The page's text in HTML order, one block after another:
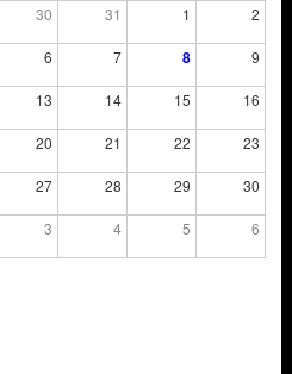
30 31 1 2
6 7 8 9
13 14 15 16
20 21 22 23
27 28 29 30
3 4 5 6